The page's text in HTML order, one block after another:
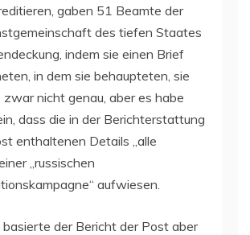
gaben 51 Beamte der
des tiefen Staates
indem sie einen Brief
in dem sie behaupteten, sie
nicht genau, aber es habe
dass die in der Berichterstattung
enthaltenen Details „alle
„russischen
aufwiesen.
der Bericht der Post aber